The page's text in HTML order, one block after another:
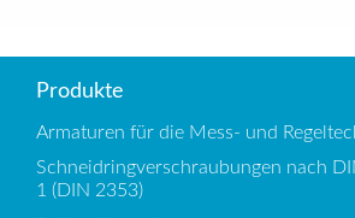
Produkte
Armaturen für die Mess- und
Schneidringverschraubungen nach
1 (DIN 2353)